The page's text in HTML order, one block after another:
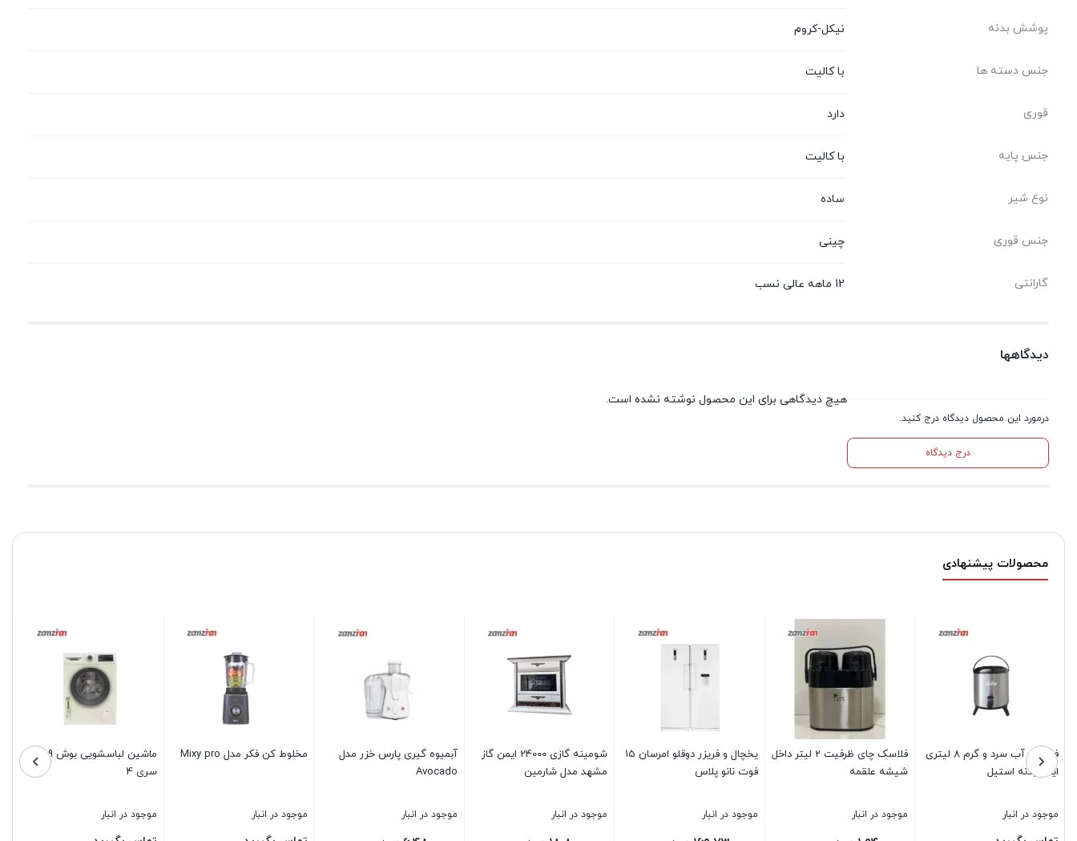
پوشش بدنه نیکل-کروم
جنس دسته ها با کالیت
قوری دارد
جنس پایه با کالیت
نوع شیر ساده
جنس قوری چینی
گارانتی 12 ماهه عالی نسب
دیدگاهها
درمورد این محصول دیدگاه درج کنید.
درج دیدگاه
هیچ دیدگاهی برای این محصول نوشته نشده است.
محصولات پیشنهادی
فلاسک آب سرد و گرم 8 لیتری
ایکیا بدنه استیل
موجود در انبار
فلاسک چای ظرفیت 2 لیتر داخل
شيشه علقمه
موجود در انبار
يخچال و فريزر دوقلو امرسان 15
فوت نانو پلاس
موجود در انبار
شومینه گازی 24000 ایمن گاز
مشهد مدل شارمین
موجود در انبار
آبمیوه گیری پارس خزر مدل
Avocado
موجود در انبار
مخلوط کن فکر مدل Mixy pro
موجود در انبار
ماشین لباسشویی بوش 9 کیلو
سری 4
موجود در انبار